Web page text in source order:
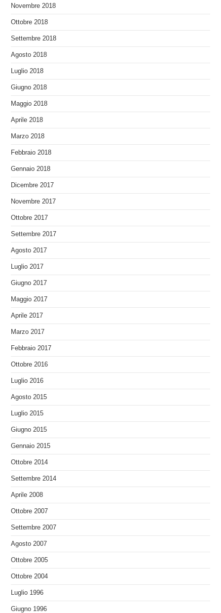
Novembre 2018
Ottobre 2018
Settembre 2018
Agosto 2018
Luglio 2018
Giugno 2018
Maggio 2018
Aprile 2018
Marzo 2018
Febbraio 2018
Gennaio 2018
Dicembre 2017
Novembre 2017
Ottobre 2017
Settembre 2017
Agosto 2017
Luglio 2017
Giugno 2017
Maggio 2017
Aprile 2017
Marzo 2017
Febbraio 2017
Ottobre 2016
Luglio 2016
Agosto 2015
Luglio 2015
Giugno 2015
Gennaio 2015
Ottobre 2014
Settembre 2014
Aprile 2008
Ottobre 2007
Settembre 2007
Agosto 2007
Ottobre 2005
Ottobre 2004
Luglio 1996
Giugno 1996